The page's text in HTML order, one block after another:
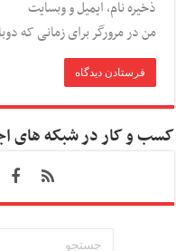
ذخیره نام، ایمیل و وبسایت
من در مرورگر برای زمانی که
کسب و کار در شبکه های